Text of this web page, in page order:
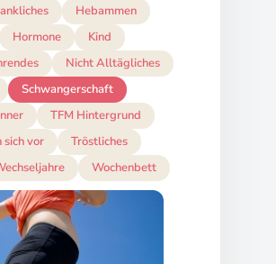
Hebammen
Hormone
Kind
Nicht Alltägliches
Schwangerschaft
TFM Hintergrund
sich vor
Tröstliches
Wochenbett